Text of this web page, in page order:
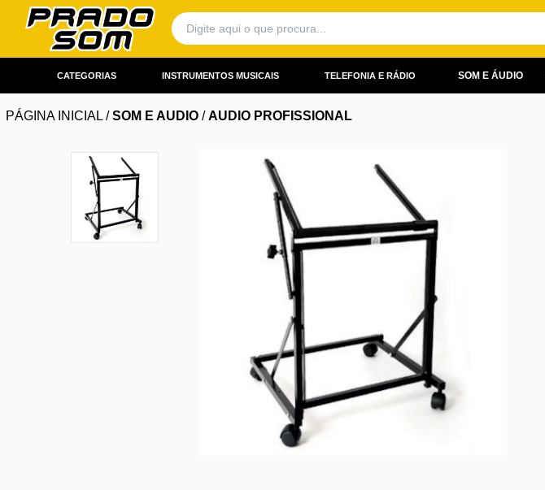
CATEGORIAS INSTRUMENTOS MUSICAIS TELEFONIA E RÁDIO SOM E ÁUDIO
PÁGINA INICIAL /SOM E AUDIO /AUDIO PROFISSIONAL